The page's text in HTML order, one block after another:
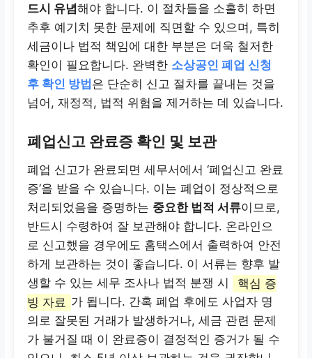
드시 유념해야 합니다. 이 절차들을 소홀히 하면
추후 예기치 못한 문제에 직면할 수 있으며, 특히
세금이나 법적 책임에 대한 부분은 더욱 철저한
확인이 필요합니다. 완벽한 소상공인 폐업 신청
후 확인 방법 은 단순히 신고 절차를 끝내는 것을
넘어, 재정적, 법적 위험을 제거하는 데 있습니다.
폐업신고 완료증 확인 및 보관
폐업 신고가 완료되면 세무서에서 ‘폐업신고 완료
증’을 받을 수 있습니다. 이는 폐업이 정상적으로
처리되었음을 증명하는 중요한 법적 서류이므로,
반드시 수령하여 잘 보관해야 합니다. 온라인으
로 신고했을 경우에도 홈택스에서 출력하여 안전
하게 보관하는 것이 좋습니다. 이 서류는 향후 발
생할 수 있는 세무 조사나 법적 분쟁 시
핵심 증
빙 자료 가 됩니다. 간혹 폐업 후에도 사업자 명
의로 잘못된 거래가 발생하거나, 세금 관련 문제
가 불거질 때 이 완료증이 결정적인 증거가 될 수